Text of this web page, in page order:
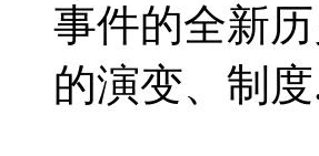
事件的全新
的演变、制度